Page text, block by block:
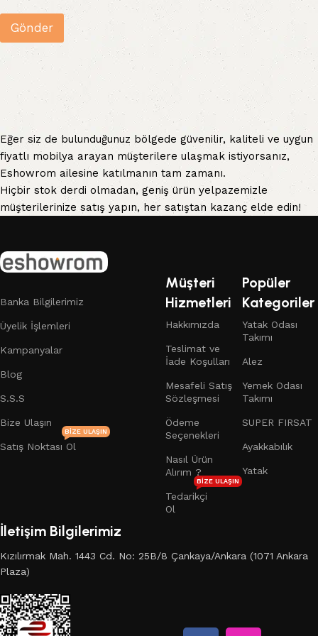
Gönder
Eğer siz de bulunduğunuz bölgede güvenilir, kaliteli ve uygun
fiyatlı mobilya arayan müşterilere ulaşmak istiyorsanız,
Eshowrom ailesine katılmanın tam zamanı.
Hiçbir stok derdi olmadan, geniş ürün yelpazemizle
müşterilerinize satış yapın, her satıştan kazanç elde edin!
Banka Bilgilerimiz
Üyelik İşlemleri
Kampanyalar
Blog
S.S.S
Bize Ulaşın
Satış Noktası Ol
BIZE ULAŞIN
Müşteri
Hizmetleri
Hakkımızda
Teslimat ve
İade Koşulları
Mesafeli Satış
Sözleşmesi
Ödeme
Seçenekleri
Nasıl Ürün
Alırım ?
Tedarikçi
Ol
BIZE ULAŞIN
Popüler
Kategoriler
Yatak Odası
Takımı
Alez
Yemek Odası
Takımı
SUPER FIRSAT
Ayakkabılık
Yatak
İletişim Bilgilerimiz
Kızılırmak Mah. 1443 Cd. No: 25B/8 Çankaya/Ankara (1071 Ankara
Plaza)